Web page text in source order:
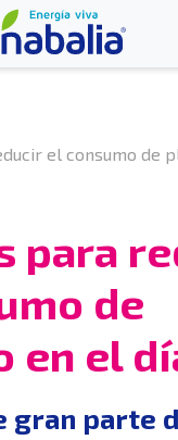
el consumo de
para
de
en el
gran parte